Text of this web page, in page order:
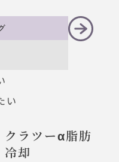
い
クラツーα脂肪
冷却